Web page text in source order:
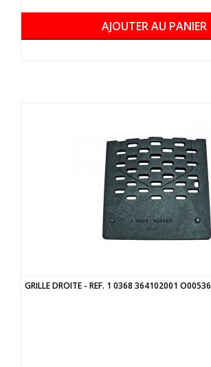
AJOUTER AU PANIER
GRILLE DROITE - REF. 1 0368 364102001 O00536